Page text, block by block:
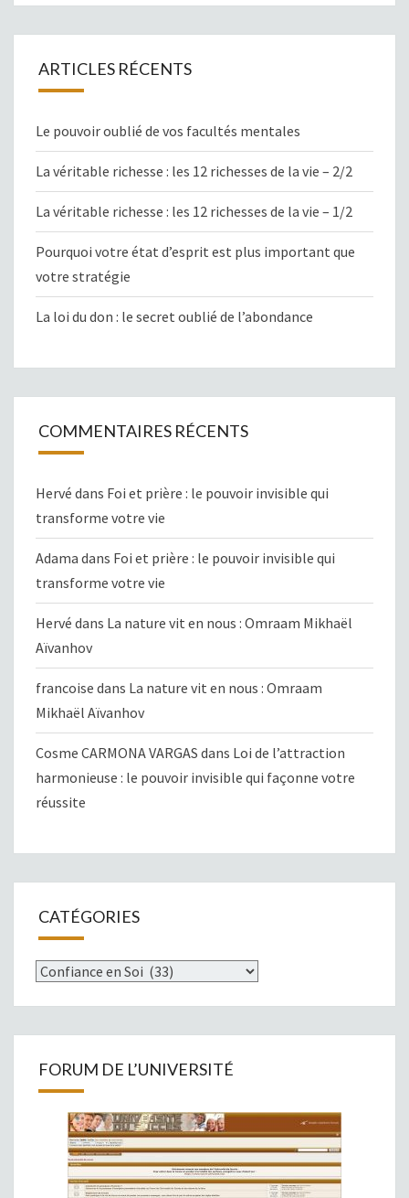
ARTICLES RÉCENTS
Le pouvoir oublié de vos facultés mentales
La véritable richesse : les 12 richesses de la vie – 2/2
La véritable richesse : les 12 richesses de la vie – 1/2
Pourquoi votre état d’esprit est plus important que
votre stratégie
La loi du don : le secret oublié de l’abondance
COMMENTAIRES RÉCENTS
Hervé dans Foi et prière : le pouvoir invisible qui
transforme votre vie
Adama dans Foi et prière : le pouvoir invisible qui
transforme votre vie
Hervé dans La nature vit en nous : Omraam Mikhaël
Aïvanhov
francoise dans La nature vit en nous : Omraam
Mikhaël Aïvanhov
Cosme CARMONA VARGAS dans Loi de l’attraction
harmonieuse : le pouvoir invisible qui façonne votre
réussite
CATÉGORIES
Catégories
FORUM DE L’UNIVERSITÉ